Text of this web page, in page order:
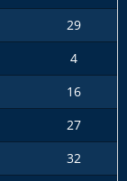
29
4
16
27
32